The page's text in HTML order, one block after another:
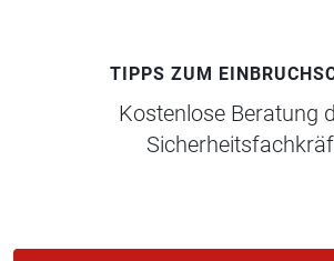
TIPPS ZUM
Kostenlose Beratung